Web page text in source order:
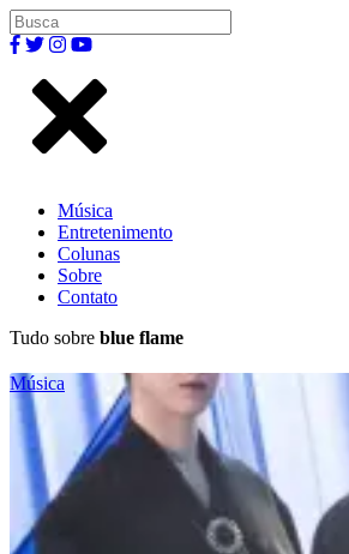
Música
Entretenimento
Colunas
Sobre
Contato
Tudo sobre blue flame
Música